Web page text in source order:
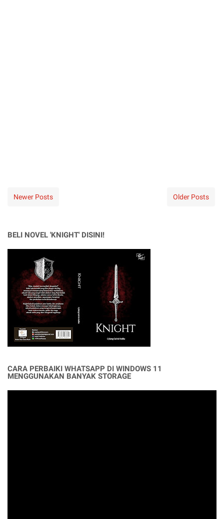
Newer Posts Older Posts
BELI NOVEL 'KNIGHT' DISINI!
CARA PERBAIKI WHATSAPP DI WINDOWS 11
MENGGUNAKAN BANYAK STORAGE